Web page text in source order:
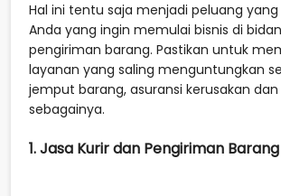
Hal ini tentu saja menjadi peluang
Anda yang ingin memulai bisnis di
pengiriman barang. Pastikan untuk
layanan yang saling menguntungkan
jemput barang, asuransi kerusakan dan
sebagainya.
1. Jasa Kurir dan Pengiriman Barang